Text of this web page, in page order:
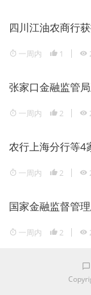
一周内 1
一周内 2
一周内 2
一周内 2